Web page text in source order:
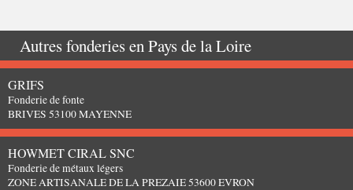
Autres fonderies enPays de la Loire
GRIFS
Fonderie de fonte
BRIVES 53100 MAYENNE
HOWMET CIRAL SNC
Fonderie de métaux légers
ZONE ARTISANALE DE LA PREZAIE 53600 EVRON